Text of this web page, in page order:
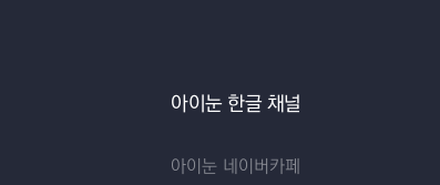
아이눈 한글 채널
아이눈 네이버카페